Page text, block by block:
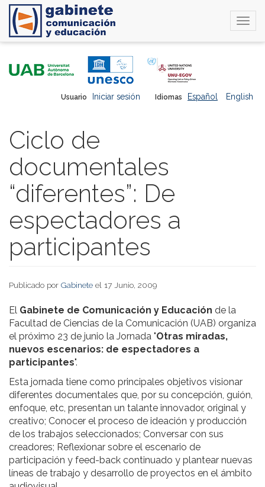
Idiomas Español English
Usuario Iniciar sesión
Ciclo de
documentales
“diferentes”: De
espectadores a
participantes
Publicado por Gabinete el 17 Junio, 2009
El Gabinete de Comunicación y Educación de la
Facultad de Ciencias de la Comunicación (UAB) organiza
el próximo 23 de junio la Jornada "Otras miradas,
nuevos escenarios: de espectadores a
participantes".
Esta jornada tiene como principales objetivos visionar
diferentes documentales que, por su concepción, guión,
enfoque, etc, presentan un talante innovador, original y
creativo; Conocer el proceso de ideación y producción
de los trabajos seleccionados; Conversar con sus
creadores; Reflexionar sobre el escenario de
participación y feed-back continuado y plantear nuevas
líneas de trabajo y desarrollo de proyectos en el ámbito